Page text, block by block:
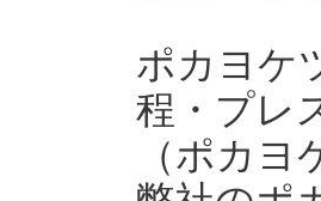
ポカヨケ
程・プレ
（ポカ